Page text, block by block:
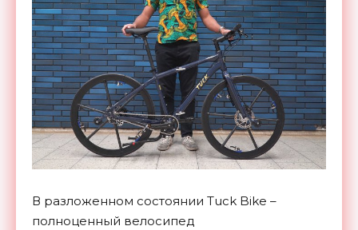
В разложенном состоянии Tuck Bike –
полноценный велосипед